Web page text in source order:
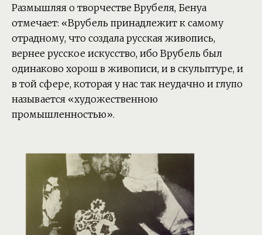
Размышляя о творчестве Врубеля, Бенуа
отмечает: «Врубель принадлежит к самому
отрадному, что создала русская живопись,
вернее русское искусство, ибо Врубель был
одинаково хорош в живописи, и в скульптуре, и
в той сфере, которая у нас так неудачно и глупо
называется «художественною
промышленностью».